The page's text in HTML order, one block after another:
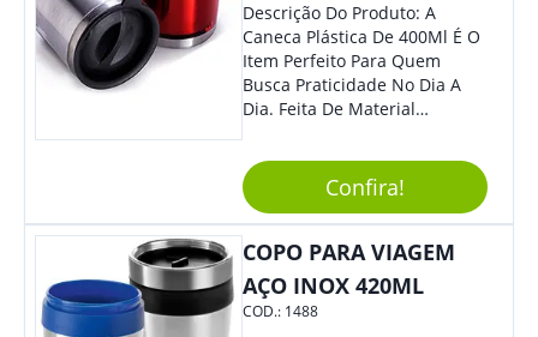
Descrição Do Produto: A
Caneca Plástica De 400Ml É O
Item Perfeito Para Quem
Busca Praticidade No Dia A
Dia. Feita De Material
Caneca É Ideal Para Ser
Utilizada Em Casa, No
Trabalho Ou Em Qualquer
Outra Atividade Do Seu
Cotidiano. Benefícios: -
Capacidade De 400Ml, Ideal
Para Diferentes Tipos De
Bebidas Quentes Ou Frias. -
Confira!
COPO PARA VIAGEM
AÇO INOX 420ML
COD.: 1488